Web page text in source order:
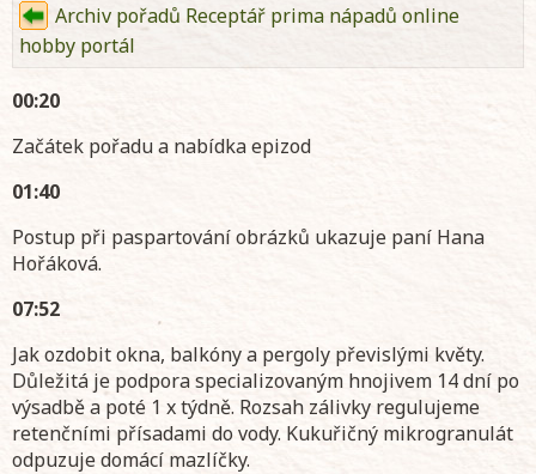
Archiv pořadů Receptář prima nápadů online
hobby portál
00:20
Začátek pořadu a nabídka epizod
01:40
Postup při paspartování obrázků ukazuje paní Hana
Hořáková.
07:52
Jak ozdobit okna, balkóny a pergoly převislými květy.
Důležitá je podpora specializovaným hnojivem 14 dní po
výsadbě a poté 1 x týdně. Rozsah zálivky regulujeme
retenčními přísadami do vody. Kukuřičný mikrogranulát
odpuzuje domácí mazlíčky.